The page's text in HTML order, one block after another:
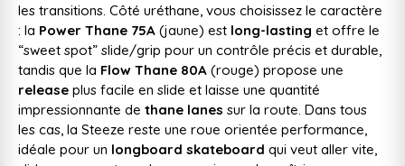
les transitions. Côté uréthane, vous choisissez le caractère
: la Power Thane 75A (jaune) est long-lasting et offre le
“sweet spot” slide/grip pour un contrôle précis et durable,
tandis que la Flow Thane 80A (rouge) propose une
release plus facile en slide et laisse une quantité
impressionnante de thane lanes sur la route. Dans tous
les cas, la Steeze reste une roue orientée performance,
idéale pour un longboard skateboard qui veut aller vite,